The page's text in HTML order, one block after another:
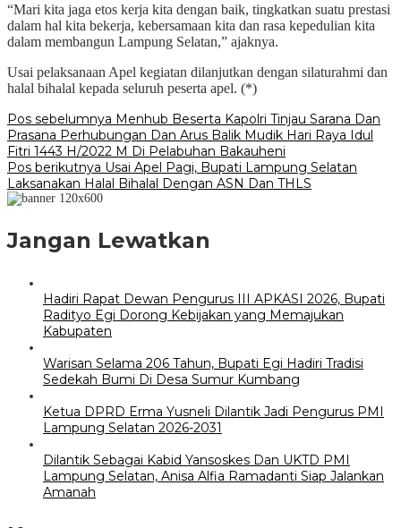
“Mari kita jaga etos kerja kita dengan baik, tingkatkan suatu prestasi
dalam hal kita bekerja, kebersamaan kita dan rasa kepedulian kita
dalam membangun Lampung Selatan,” ajaknya.
Usai pelaksanaan Apel kegiatan dilanjutkan dengan silaturahmi dan
halal bihalal kepada seluruh peserta apel. (*)
Navigasi
pos
Pos sebelumnya Menhub Beserta Kapolri Tinjau Sarana Dan
Prasana Perhubungan Dan Arus Balik Mudik Hari Raya Idul
Fitri 1443 H/2022 M Di Pelabuhan Bakauheni
Pos berikutnya Usai Apel Pagi, Bupati Lampung Selatan
Laksanakan Halal Bihalal Dengan ASN Dan THLS
Jangan Lewatkan
Hadiri Rapat Dewan Pengurus III APKASI 2026, Bupati
Radityo Egi Dorong Kebijakan yang Memajukan
Kabupaten
Warisan Selama 206 Tahun, Bupati Egi Hadiri Tradisi
Sedekah Bumi Di Desa Sumur Kumbang
Ketua DPRD Erma Yusneli Dilantik Jadi Pengurus PMI
Lampung Selatan 2026-2031
Dilantik Sebagai Kabid Yansoskes Dan UKTD PMI
Lampung Selatan, Anisa Alfia Ramadanti Siap Jalankan
Amanah